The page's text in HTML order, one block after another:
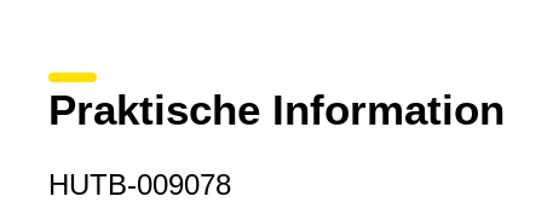
Praktische Information
HUTB-009078